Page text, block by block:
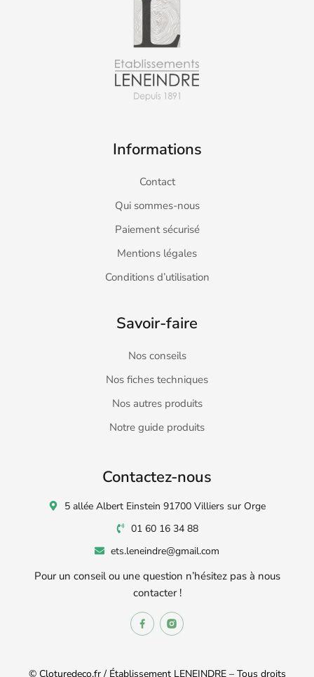
Informations
Contact
Qui sommes-nous
Paiement sécurisé
Mentions légales
Conditions d’utilisation
Savoir-faire
Nos conseils
Nos fiches techniques
Nos autres produits
Notre guide produits
Contactez-nous
5 allée Albert Einstein 91700 Villiers sur Orge
01 60 16 34 88
ets.leneindre@gmail.com
Pour un conseil ou une question n’hésitez pas à nous
contacter !
© Cloturedeco.fr / Établissement LENEINDRE – Tous droits